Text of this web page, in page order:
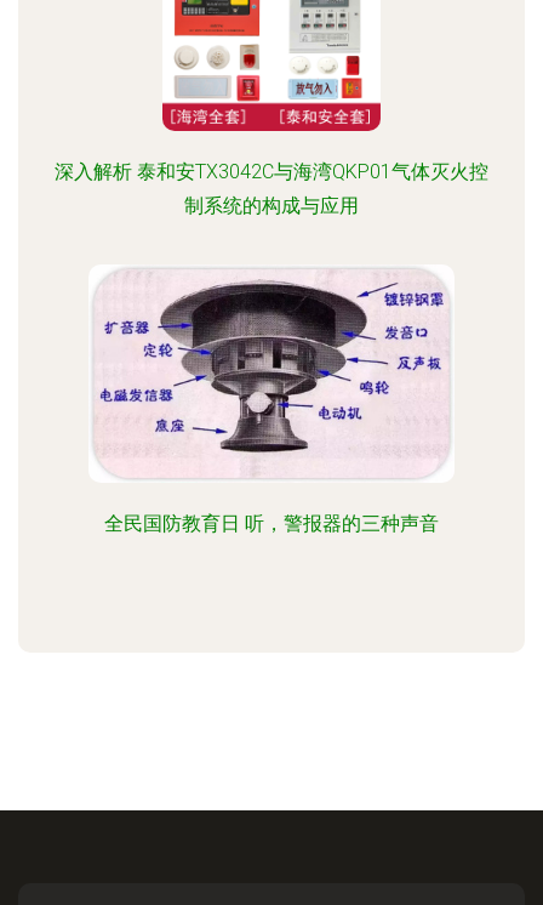
深入解析 泰和安TX3042C与海湾QKP01气体灭火控
制系统的构成与应用
全民国防教育日 听，警报器的三种声音